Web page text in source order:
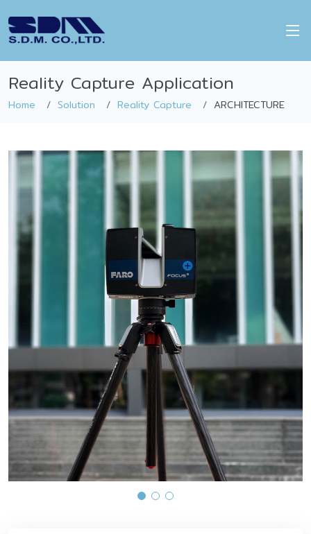
Reality Capture Application
Home Solution Reality Capture ARCHITECTURE